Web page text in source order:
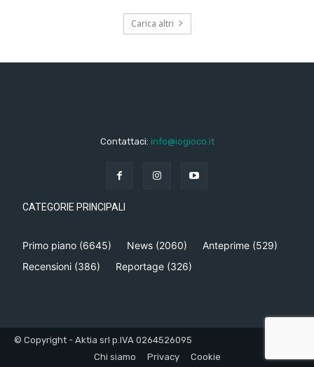
Carica altri
Contattaci: info@iogioco.it
CATEGORIE PRINCIPALI
Primo piano (6645) News (2060) Anteprime (529)
Recensioni (386) Reportage (326)
© Copyright - Aktia srl p.IVA 0264526095
Chi siamo
Privacy Cookie